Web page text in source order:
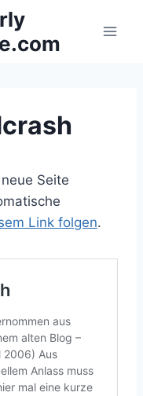
Seite
Link folgen.